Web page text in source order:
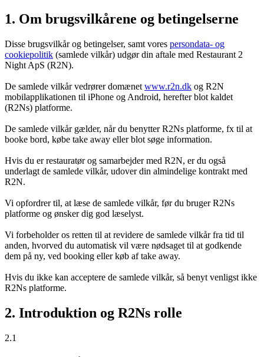
1. Om brugsvilkårene og betingelserne
Disse brugsvilkår og betingelser, samt vores persondata- og
cookiepolitik (samlede vilkår) udgør din aftale med Restaurant 2
Night ApS (R2N).
De samlede vilkår vedrører domænet www.r2n.dk og R2N
mobilapplikationen til iPhone og Android, herefter blot kaldet
(R2Ns) platforme.
De samlede vilkår gælder, når du benytter R2Ns platforme, fx til at
booke bord, købe take away eller blot søge information.
Hvis du er restauratør og samarbejder med R2N, er du også
underlagt de samlede vilkår, udover din almindelige kontrakt med
R2N.
Vi opfordrer til, at læse de samlede vilkår, før du bruger R2Ns
platforme og ønsker dig god læselyst.
Vi forbeholder os retten til at revidere de samlede vilkår fra tid til
anden, hvorved du automatisk vil være nødsaget til at godkende
dem på ny, ved booking eller køb af take away.
Hvis du ikke kan acceptere de samlede vilkår, så benyt venligst ikke
R2Ns platforme.
2. Introduktion og R2Ns rolle
2.1